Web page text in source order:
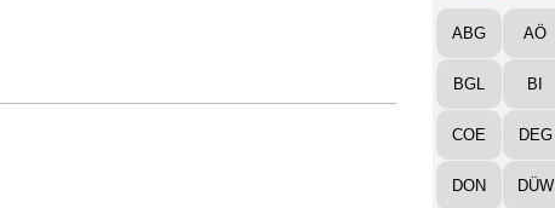
ABG AÖ
BGL BI
COE DEG
DON DÜW